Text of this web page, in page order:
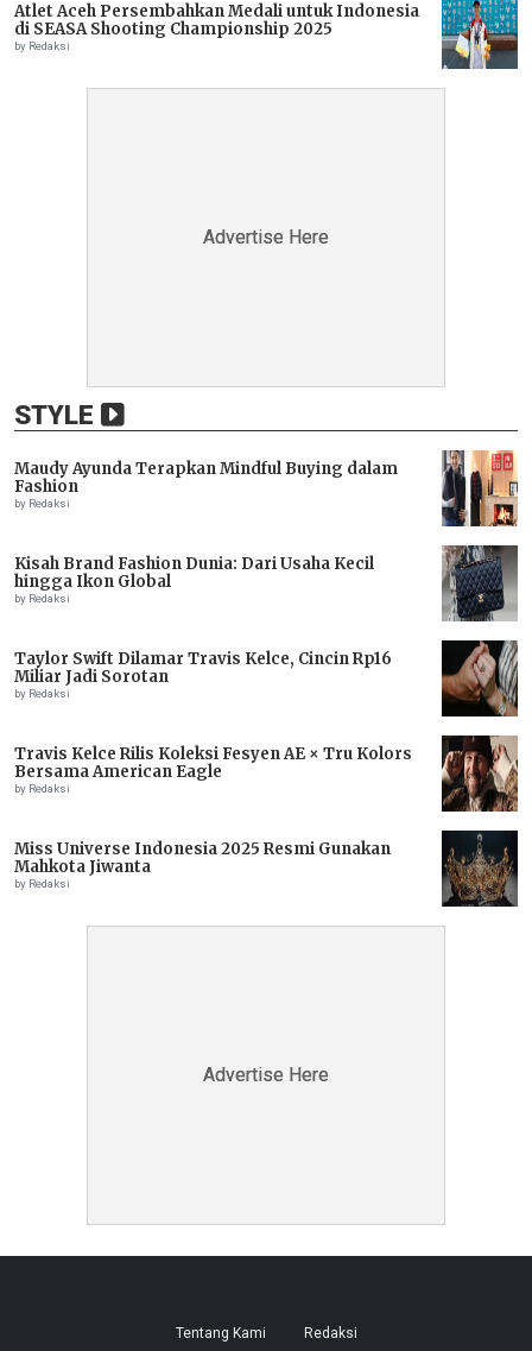
Atlet Aceh Persembahkan Medali untuk Indonesia
di SEASA Shooting Championship 2025
by Redaksi
Advertise Here
Advertise Here
STYLE
Maudy Ayunda Terapkan Mindful Buying dalam
Fashion
by Redaksi
Kisah Brand Fashion Dunia: Dari Usaha Kecil
hingga Ikon Global
by Redaksi
Taylor Swift Dilamar Travis Kelce, Cincin Rp16
Miliar Jadi Sorotan
by Redaksi
Travis Kelce Rilis Koleksi Fesyen AE × Tru Kolors
Bersama American Eagle
by Redaksi
Miss Universe Indonesia 2025 Resmi Gunakan
Mahkota Jiwanta
by Redaksi
Advertise Here
Advertise Here
Tentang Kami Redaksi